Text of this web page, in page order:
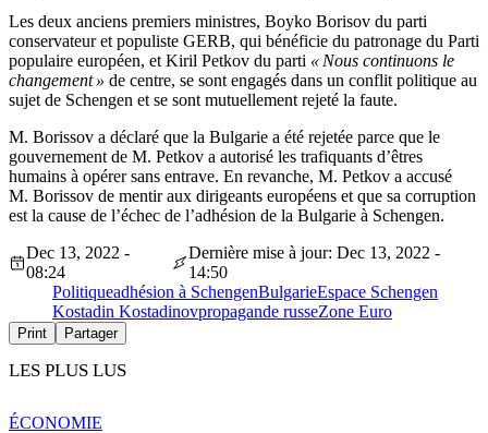
Les deux anciens premiers ministres, Boyko Borisov du parti
conservateur et populiste GERB, qui bénéficie du patronage du Parti
populaire européen, et Kiril Petkov du parti « Nous continuons le
changement » de centre, se sont engagés dans un conflit politique au
sujet de Schengen et se sont mutuellement rejeté la faute.
M. Borissov a déclaré que la Bulgarie a été rejetée parce que le
gouvernement de M. Petkov a autorisé les trafiquants d’êtres
humains à opérer sans entrave. En revanche, M. Petkov a accusé
M. Borissov de mentir aux dirigeants européens et que sa corruption
est la cause de l’échec de l’adhésion de la Bulgarie à Schengen.
Dec 13, 2022 -
08:24
Dernière mise à jour: Dec 13, 2022 -
14:50
Politiqueadhésion à SchengenBulgarieEspace Schengen
Kostadin Kostadinovpropagande russeZone Euro
Print Partager
LES PLUS LUS
ÉCONOMIE